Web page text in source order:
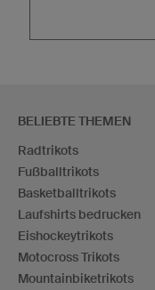
BELIEBTE THEMEN
Radtrikots
Fußballtrikots
Basketballtrikots
Laufshirts bedrucken
Eishockeytrikots
Motocross Trikots
Mountainbiketrikots